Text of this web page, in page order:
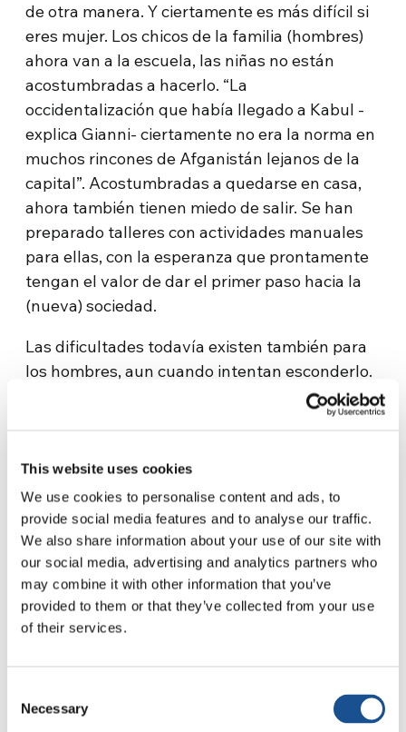
This website uses cookies
We use cookies to personalise content and ads, to
provide social media features and to analyse our traffic.
We also share information about your use of our site with
our social media, advertising and analytics partners who
may combine it with other information that you’ve
provided to them or that they’ve collected from your use
of their services.
Selection
Necessary
de otra manera. Y ciertamente es más difícil si
eres mujer. Los chicos de la familia (hombres)
ahora van a la escuela, las niñas no están
acostumbradas a hacerlo. “La
occidentalización que había llegado a Kabul -
explica Gianni- ciertamente no era la norma en
muchos rincones de Afganistán lejanos de la
capital”. Acostumbradas a quedarse en casa,
ahora también tienen miedo de salir. Se han
preparado talleres con actividades manuales
para ellas, con la esperanza que prontamente
tengan el valor de dar el primer paso hacia la
(nueva) sociedad.
Las dificultades todavía existen también para
los hombres, aun cuando intentan esconderlo.
aproximadamente 70 años, fue encontrado
físicamente -cuenta Gianni- pero luego nos
dimos cuenta que únicamente necesitaba
atención. Hasta ese momento solo se había
preocupado por los otros miembros de la
familia, pero nunca por cómo estaba él”. ¿Qué
puede significar abandonar su tierra para
siempre, de repente, a aquella edad, teniendo
de su estudio una hoja con un texto en persa